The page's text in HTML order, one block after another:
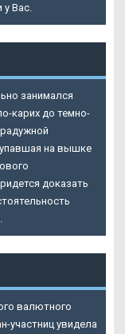
Вас.
занимался
карих до темно-
на вышке
доказать
валютного
участниц увидела